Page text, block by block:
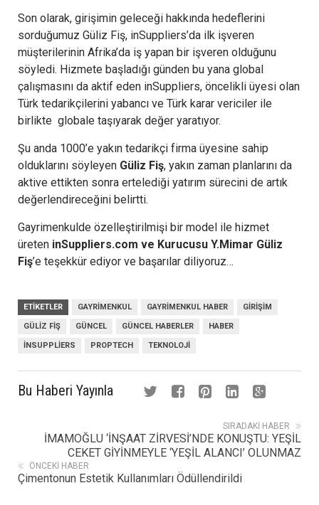
Son olarak, girişimin geleceği hakkında hedeflerini
sorduğumuz Güliz Fiş, inSuppliers’da ilk işveren
müşterilerinin Afrika’da iş yapan bir işveren olduğunu
söyledi. Hizmete başladığı günden bu yana global
çalışmasını da aktif eden inSuppliers, öncelikli üyesi olan
Türk tedarikçilerini yabancı ve Türk karar vericiler ile
birlikte globale taşıyarak değer yaratıyor.
Şu anda 1000’e yakın tedarikçi firma üyesine sahip
olduklarını söyleyen Güliz Fiş, yakın zaman planlarını da
aktive ettikten sonra ertelediği yatırım sürecini de artık
değerlendireceğini belirtti.
Gayrimenkulde özelleştirilmişi bir model ile hizmet
üreten inSuppliers.com ve Kurucusu Y.Mimar Güliz
Fiş’e teşekkür ediyor ve başarılar diliyoruz…
ETIKETLER GAYRIMENKUL GAYRIMENKUL HABER GIRIŞIM
GÜLIZ FIŞ GÜNCEL GÜNCEL HABERLER HABER
INSUPPLIERS PROPTECH TEKNOLOJI
Bu Haberi Yayınla
SIRADAKI HABER
İMAMOĞLU ‘İNŞAAT ZİRVESİ’NDE KONUŞTU: YEŞİL
CEKET GİYİNMEYLE ‘YEŞİL ALANCI’ OLUNMAZ
ÖNCEKI HABER
Çimentonun Estetik Kullanımları Ödüllendirildi